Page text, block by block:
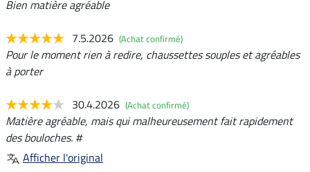
Bien matière agréable
7.5.2026 (Achat confirmé)
Pour le moment rien à redire, chaussettes souples et agréables
à porter
30.4.2026 (Achat confirmé)
Matière agréable, mais qui malheureusement fait rapidement
des bouloches. #
Afficher l'original